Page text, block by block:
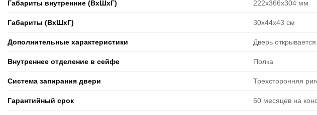
Габариты внутренние (ВxШxГ) 222х366х304 мм
Габариты (ВxШxГ) 30х44х43 см
Дополнительные характеристики Дверь
Внутреннее отделение в сейфе Полка
Система запирания двери Трехсторонняя
Гарантийный срок 60 месяцев на